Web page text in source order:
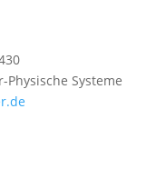
Systeme